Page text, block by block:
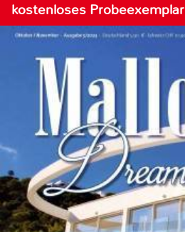
kostenloses Probeexemplar